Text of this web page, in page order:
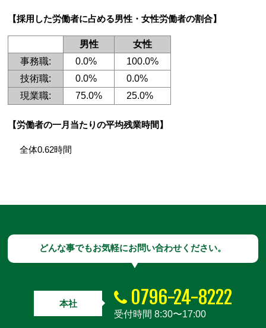
【採用した労働者に占める男性・女性労働者の割合】
男性
女性
事務職:
0.0%
100.0%
技術職:
0.0%
0.0%
現業職:
75.0% 25.0%
【労働者の一月当たりの平均残業時間】
全体0.62時間
どんな事でもお気軽にお問い合わせください。
本社 0796-24-8222
受付時間 8:30〜17:00